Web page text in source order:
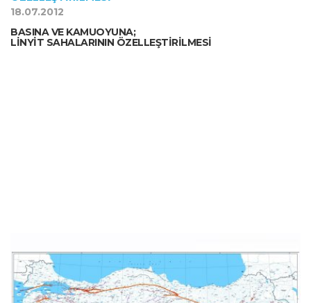
18.07.2012
BASINA VE KAMUOYUNA;
LİNYİT SAHALARININ ÖZELLEŞTİRİLMESİ